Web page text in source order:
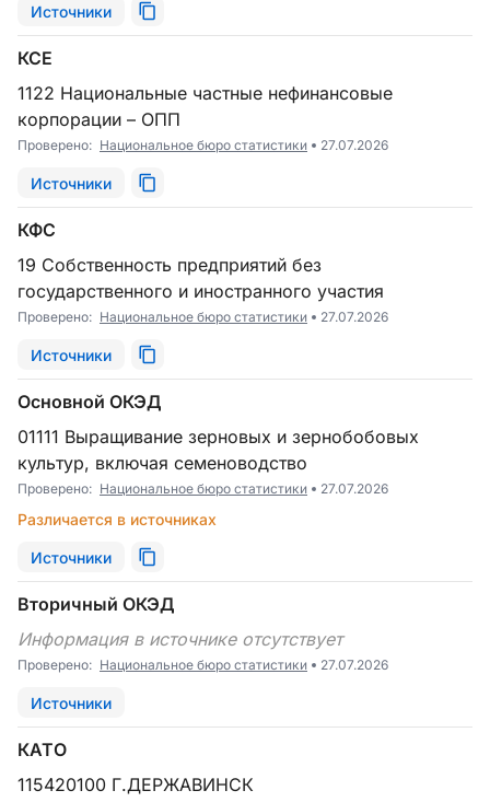
Источники
КСЕ
1122 Национальные частные нефинансовые
корпорации – ОПП
Проверено: Национальное бюро статистики 27.07.2026
Источники
КФС
19 Собственность предприятий без
государственного и иностранного участия
Проверено: Национальное бюро статистики 27.07.2026
Источники
Основной ОКЭД
01111 Выращивание зерновых и зернобобовых
культур, включая семеноводство
Проверено: Национальное бюро статистики 27.07.2026
Различается в источниках
Источники
Вторичный ОКЭД
Информация в источнике отсутствует
Проверено: Национальное бюро статистики 27.07.2026
Источники
КАТО
115420100 Г.ДЕРЖАВИНСК